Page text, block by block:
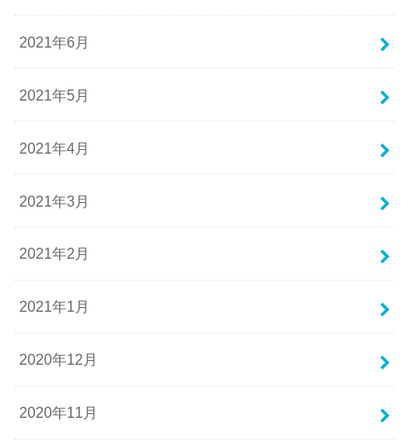
2021年6月
2021年5月
2021年4月
2021年3月
2021年2月
2021年1月
2020年12月
2020年11月